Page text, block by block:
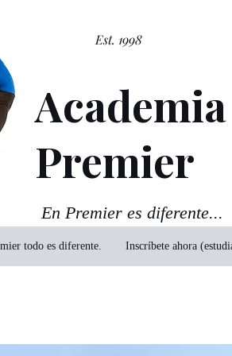
Est. 1998
Premier
En Premier es diferente...
todo es diferente. Inscríbete ahora